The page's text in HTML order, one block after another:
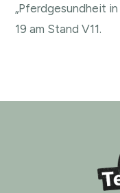
„Pferdgesundheit
19 am Stand V11.